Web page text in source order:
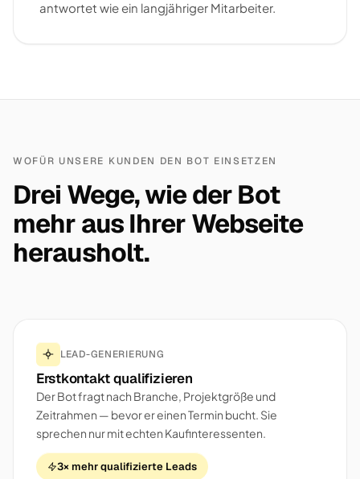
antwortet wie ein langjähriger Mitarbeiter.
WOFÜR UNSERE KUNDEN DEN BOT EINSETZEN
Drei Wege, wie der Bot
mehr aus Ihrer Webseite
herausholt.
LEAD-GENERIERUNG
Erstkontakt qualifizieren
Der Bot fragt nach Branche, Projektgröße und
Zeitrahmen — bevor er einen Termin bucht. Sie
sprechen nur mit echten Kaufinteressenten.
3× mehr qualifizierte Leads